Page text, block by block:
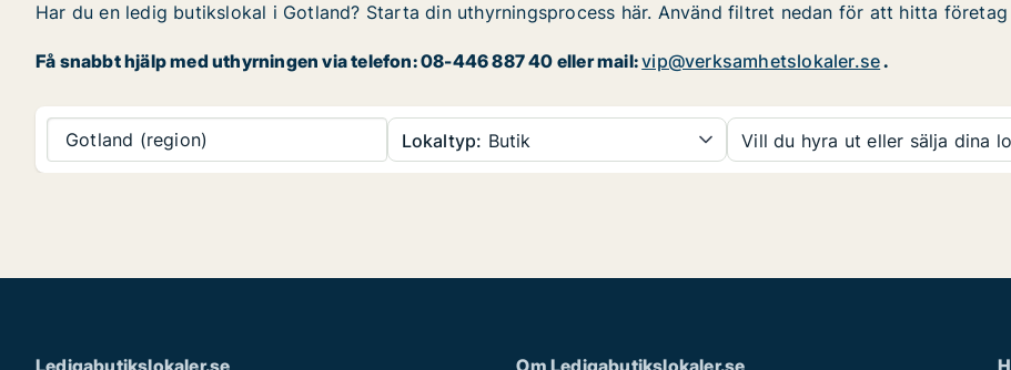
Har du en ledig butikslokal i Gotland? Starta din uthyrningsprocess här. Använd filtret nedan för att hitta
Få snabbt hjälp med uthyrningen via telefon: 08-446 887 40 eller mail:vip@verksamhetslokaler.se.
Gotland (region) Lokaltyp: Butik Vill du hyra ut eller sälja dina
Ledigabutikslokaler.se Om Ledigabutikslokaler.se